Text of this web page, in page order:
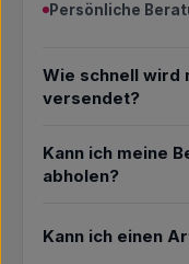
Persönliche
Wie schnell wird
versendet?
Kann ich meine
abholen?
Kann ich einen